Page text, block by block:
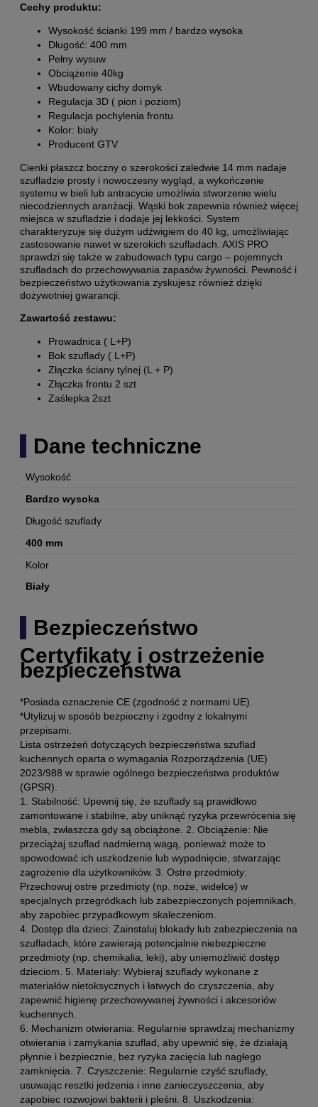
Cechy produktu:
Wysokość ścianki 199 mm / bardzo wysoka
Długość: 400 mm
Pełny wysuw
Obciążenie 40kg
Wbudowany cichy domyk
Regulacja 3D ( pion i poziom)
Regulacja pochylenia frontu
Kolor: biały
Producent GTV
Cienki płaszcz boczny o szerokości zaledwie 14 mm nadaje
szufladzie prosty i nowoczesny wygląd, a wykończenie
systemu w bieli lub antracycie umożliwia stworzenie wielu
niecodziennych aranżacji. Wąski bok zapewnia również więcej
miejsca w szufladzie i dodaje jej lekkości. System
charakteryzuje się dużym udźwigiem do 40 kg, umożliwiając
zastosowanie nawet w szerokich szufladach. AXIS PRO
sprawdzi się także w zabudowach typu cargo – pojemnych
szufladach do przechowywania zapasów żywności. Pewność i
bezpieczeństwo użytkowania zyskujesz również dzięki
dożywotniej gwarancji.
Zawartość zestawu:
Prowadnica ( L+P)
Bok szuflady ( L+P)
Złączka ściany tylnej (L + P)
Złączka frontu 2 szt
Zaślepka 2szt
Dane techniczne
Wysokość
Bardzo wysoka
Długość szuflady
400 mm
Kolor
Biały
Bezpieczeństwo
Certyfikaty i ostrzeżenie
bezpieczeństwa
*Posiada oznaczenie CE (zgodność z normami UE).
*Utylizuj w sposób bezpieczny i zgodny z lokalnymi
przepisami.
Lista ostrzeżeń dotyczących bezpieczeństwa szuflad
kuchennych oparta o wymagania Rozporządzenia (UE)
2023/988 w sprawie ogólnego bezpieczeństwa produktów
(GPSR).
1. Stabilność: Upewnij się, że szuflady są prawidłowo
zamontowane i stabilne, aby uniknąć ryzyka przewrócenia się
mebla, zwłaszcza gdy są obciążone. 2. Obciążenie: Nie
przeciążaj szuflad nadmierną wagą, ponieważ może to
spowodować ich uszkodzenie lub wypadnięcie, stwarzając
zagrożenie dla użytkowników. 3. Ostre przedmioty:
Przechowuj ostre przedmioty (np. noże, widelce) w
specjalnych przegródkach lub zabezpieczonych pojemnikach,
aby zapobiec przypadkowym skaleczeniom.
4. Dostęp dla dzieci: Zainstaluj blokady lub zabezpieczenia na
szufladach, które zawierają potencjalnie niebezpieczne
przedmioty (np. chemikalia, leki), aby uniemożliwić dostęp
dzieciom. 5. Materiały: Wybieraj szuflady wykonane z
materiałów nietoksycznych i łatwych do czyszczenia, aby
zapewnić higienę przechowywanej żywności i akcesoriów
kuchennych.
6. Mechanizm otwierania: Regularnie sprawdzaj mechanizmy
otwierania i zamykania szuflad, aby upewnić się, że działają
płynnie i bezpiecznie, bez ryzyka zacięcia lub nagłego
zamknięcia. 7. Czyszczenie: Regularnie czyść szuflady,
usuwając resztki jedzenia i inne zanieczyszczenia, aby
zapobiec rozwojowi bakterii i pleśni. 8. Uszkodzenia: